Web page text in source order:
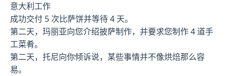
意大利工作
成功交付 5 次比萨饼并等待 4 天。
第二天，玛丽亚向您介绍披萨制作，并要求您制作 4 道手
工菜肴。
第二天，托尼向你倾诉说，某些事情并不像烘焙那么容
易。